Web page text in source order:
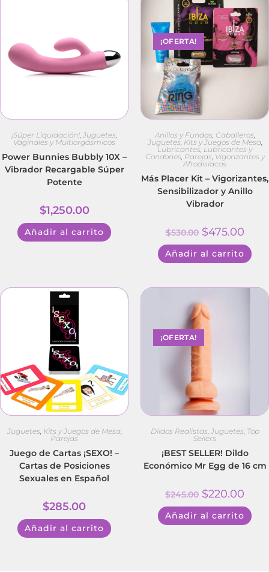
¡Súper Liquidación! Juguetes
Vaginales y Multiorgásmicos
Power Bunnies Bubbly 10X –
Vibrador Recargable Súper
Potente
$1,250.00
Añadir al carrito
¡OFERTA!
Anillos y Fundas Caballeros
Juguetes, Kits y Juegos de Mesa,
Lubricantes Lubricantes y
Condones Parejas Vigorizantes y
Afrodisiacos
Más Placer Kit – Vigorizantes,
Sensibilizador y Anillo
Vibrador
$530.00 $475.00
Añadir al carrito
Juguetes Kits y Juegos de Mesa,
Parejas
Juego de Cartas ¡SEXO! –
Cartas de Posiciones
Sexuales en Español
$285.00
Añadir al carrito
¡OFERTA!
Dildos Realistas Juguetes Top
Sellers
¡BEST SELLER! Dildo
Económico Mr Egg de 16 cm
$245.00 $220.00
Añadir al carrito